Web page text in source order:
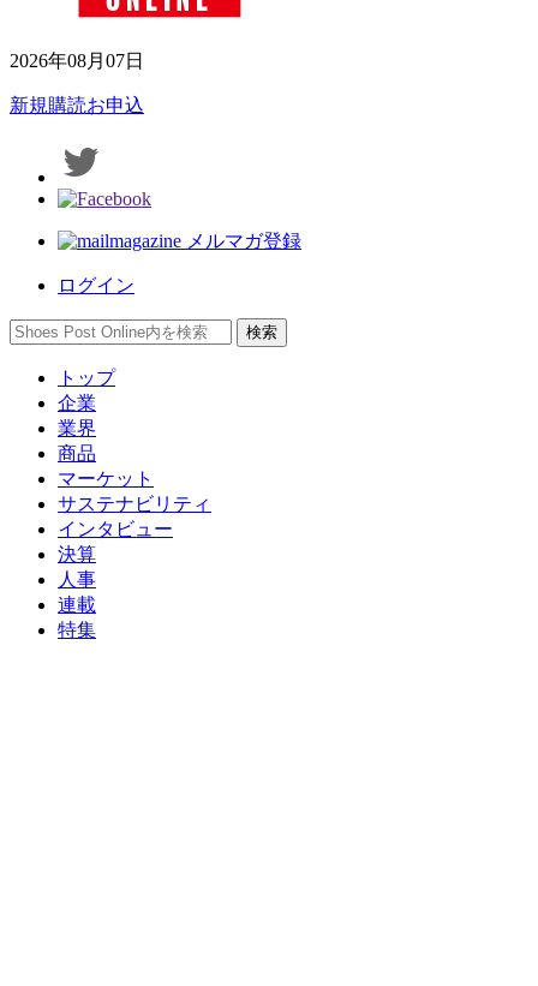
2026年08月07日
新規購読お申込
メルマガ登録
ログイン
トップ
企業
業界
商品
マーケット
サステナビリティ
インタビュー
決算
人事
連載
特集